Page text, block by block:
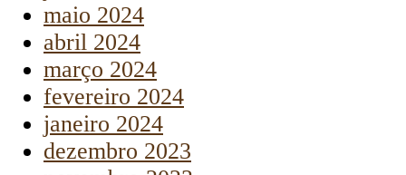
maio 2024
abril 2024
março 2024
fevereiro 2024
janeiro 2024
dezembro 2023